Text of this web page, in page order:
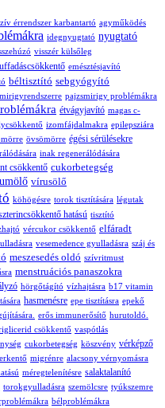
érrendszer karbantartó agyműködés
idegnyugtató nyugtató
visszér külsőleg
emésztésjavító
béltisztító sebgyógyító
mirigyrendszerre pajzsmirigy problémákra
étvágyjavító magas c-
izomfájdalmakra epilepsziára
övsömörre égési sérülésekre
inak regenerálódására
csökkentő cukorbetegség
vírusölő
köhögésre torok tisztítására légutak
hatású tisztító
vércukor csökkentő elfáradt
vesemedence gyulladásra száj és
meszesedés oldó szívritmust
menstruációs panaszokra
hörgőtágító vízhajtásra b17 vitamin
hasmenésre epe tisztításra epekő
erős immunerősítő hurutoldó.
csökkentő vaspótlás
cukorbetegség köszvény vérképző
migrénre alacsony vérnyomásra
méregtelenítésre salaktalanító
torokgyulladásra szemölcsre tyúkszemre
bélproblémákra